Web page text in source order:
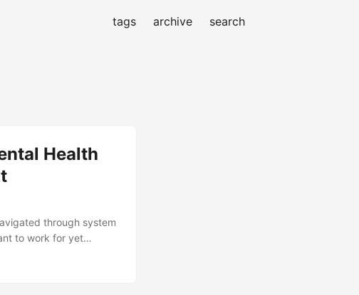
tags archive search
Health
through system
to work for yet
one more